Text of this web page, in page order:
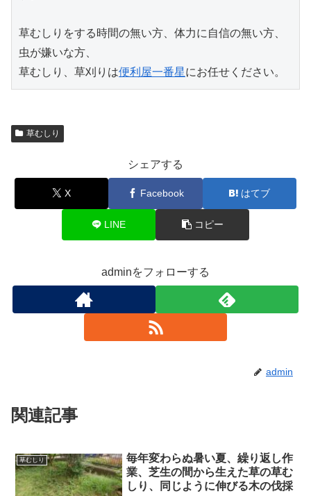
草むしりをする時間の無い方、体力に自信の無い方、
虫が嫌いな方、
草むしり、草刈りは便利屋一番星にお任せください。
草むしり
シェアする
X Facebook はてブ
LINE コピー
adminをフォローする
admin
関連記事
草むしり
毎年変わらぬ暑い夏、繰り返し作
業、芝生の間から生えた草の草む
しり、同じように伸びる木の伐採